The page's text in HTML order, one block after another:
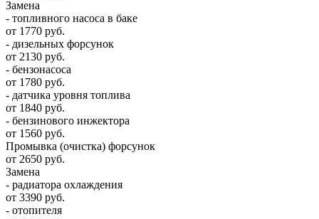
Замена
- топливного насоса в баке
от 1770 руб.
- дизельных форсунок
от 2130 руб.
- бензонасоса
от 1780 руб.
- датчика уровня топлива
от 1840 руб.
- бензинового инжектора
от 1560 руб.
Промывка (очистка) форсунок
от 2650 руб.
Замена
- радиатора охлаждения
от 3390 руб.
- отопителя